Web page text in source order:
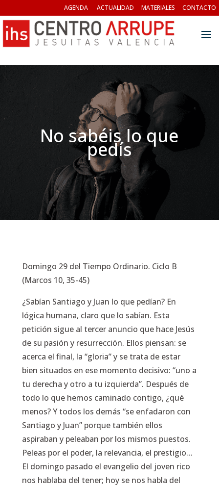
AGENDA ACTUALIDAD MATERIALES CONTACTO
No sabéis lo que
pedís
Domingo 29 del Tiempo Ordinario. Ciclo B
(Marcos 10, 35-45)
¿Sabían Santiago y Juan lo que pedían? En
lógica humana, claro que lo sabían. Esta
petición sigue al tercer anuncio que hace Jesús
de su pasión y resurrección. Ellos piensan: se
acerca el final, la “gloria”y se trata de estar
bien situados en ese momento decisivo: “uno a
tu derecha y otro a tu izquierda”. Después de
todo lo que hemos caminado contigo, ¿qué
menos? Y todos los demás “se enfadaron con
Santiago y Juan” porque también ellos
aspiraban y peleaban por los mismos puestos.
Peleas por el poder, la relevancia, el prestigio…
El domingo pasado el evangelio del joven rico
nos hablaba del tener; hoy se nos habla del